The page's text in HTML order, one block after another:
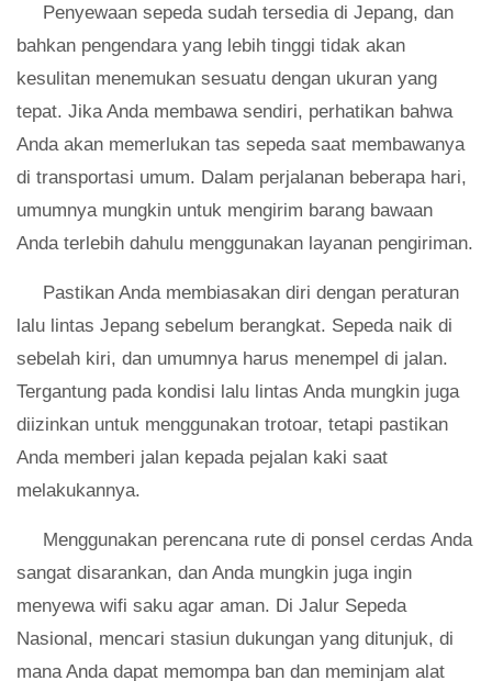
Penyewaan sepeda sudah tersedia di Jepang, dan
bahkan pengendara yang lebih tinggi tidak akan
kesulitan menemukan sesuatu dengan ukuran yang
tepat. Jika Anda membawa sendiri, perhatikan bahwa
Anda akan memerlukan tas sepeda saat membawanya
di transportasi umum. Dalam perjalanan beberapa hari,
umumnya mungkin untuk mengirim barang bawaan
Anda terlebih dahulu menggunakan layanan pengiriman.
Pastikan Anda membiasakan diri dengan peraturan
lalu lintas Jepang sebelum berangkat. Sepeda naik di
sebelah kiri, dan umumnya harus menempel di jalan.
Tergantung pada kondisi lalu lintas Anda mungkin juga
diizinkan untuk menggunakan trotoar, tetapi pastikan
Anda memberi jalan kepada pejalan kaki saat
melakukannya.
Menggunakan perencana rute di ponsel cerdas Anda
sangat disarankan, dan Anda mungkin juga ingin
menyewa wifi saku agar aman. Di Jalur Sepeda
Nasional, mencari stasiun dukungan yang ditunjuk, di
mana Anda dapat memompa ban dan meminjam alat